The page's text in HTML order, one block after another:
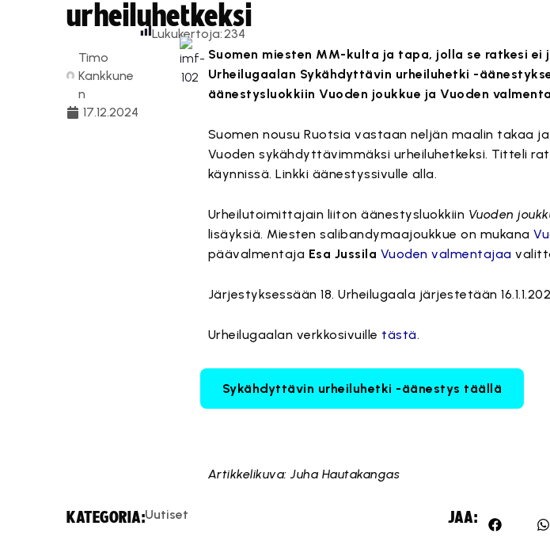
urheiluhetkeksi
Timo
Kankkune
n
17.12.2024
Lukukertoja:234
Suomen miesten MM-kulta ja tapa, jolla se ratkesi
Urheilugaalan Sykähdyttävin urheiluhetki -
äänestysluokkiin Vuoden joukkue ja Vuoden
Suomen nousu Ruotsia vastaan neljän maalin takaa
Vuoden sykähdyttävimmäksi urheiluhetkeksi. Titteli
käynnissä. Linkki äänestyssivulle alla.
Urheilutoimittajain liiton äänestysluokkiin Vuoden
lisäyksiä. Miesten salibandymaajoukkue on mukana
päävalmentaja Esa Jussila Vuoden valmentajaa
Järjestyksessään 18. Urheilugaala järjestetään
Urheilugaalan verkkosivuille tästä.
Sykähdyttävin urheiluhetki -äänestys täällä
Artikkelikuva: Juha Hautakangas
KATEGORIA:Uutiset JAA: